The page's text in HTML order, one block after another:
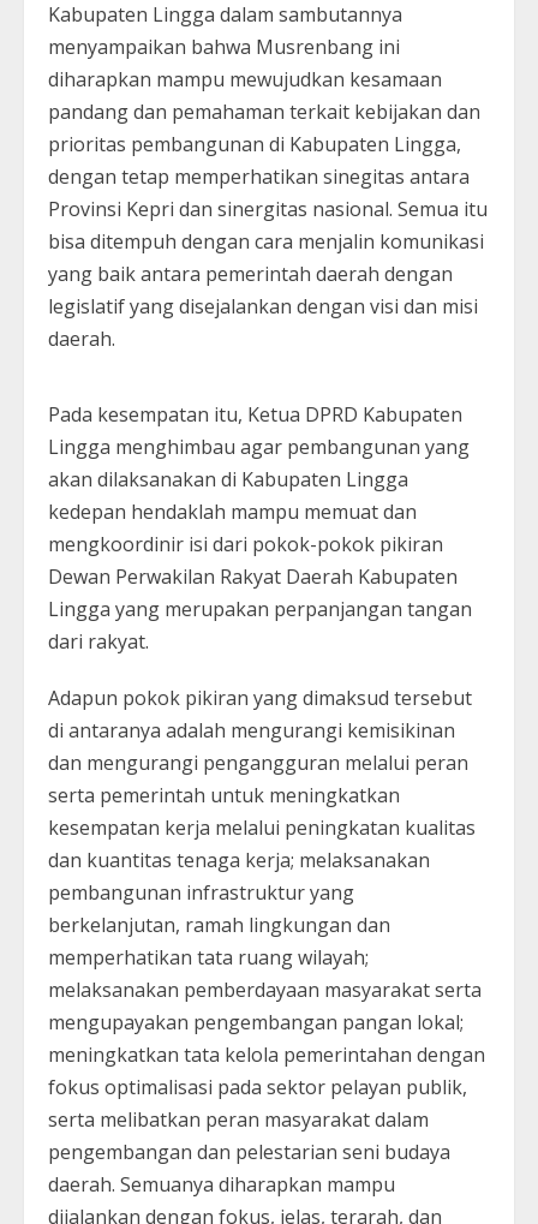
Kabupaten Lingga dalam sambutannya
menyampaikan bahwa Musrenbang ini
diharapkan mampu mewujudkan kesamaan
pandang dan pemahaman terkait kebijakan dan
prioritas pembangunan di Kabupaten Lingga,
dengan tetap memperhatikan sinegitas antara
Provinsi Kepri dan sinergitas nasional. Semua itu
bisa ditempuh dengan cara menjalin komunikasi
yang baik antara pemerintah daerah dengan
legislatif yang disejalankan dengan visi dan misi
daerah.
Pada kesempatan itu, Ketua DPRD Kabupaten
Lingga menghimbau agar pembangunan yang
akan dilaksanakan di Kabupaten Lingga
kedepan hendaklah mampu memuat dan
mengkoordinir isi dari pokok-pokok pikiran
Dewan Perwakilan Rakyat Daerah Kabupaten
Lingga yang merupakan perpanjangan tangan
dari rakyat.
Adapun pokok pikiran yang dimaksud tersebut
di antaranya adalah mengurangi kemisikinan
dan mengurangi pengangguran melalui peran
serta pemerintah untuk meningkatkan
kesempatan kerja melalui peningkatan kualitas
dan kuantitas tenaga kerja; melaksanakan
pembangunan infrastruktur yang
berkelanjutan, ramah lingkungan dan
memperhatikan tata ruang wilayah;
melaksanakan pemberdayaan masyarakat serta
mengupayakan pengembangan pangan lokal;
meningkatkan tata kelola pemerintahan dengan
fokus optimalisasi pada sektor pelayan publik,
serta melibatkan peran masyarakat dalam
pengembangan dan pelestarian seni budaya
daerah. Semuanya diharapkan mampu
dijalankan dengan fokus, jelas, terarah, dan